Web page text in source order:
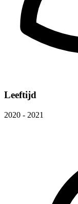
Leeftijd
2020 - 2021